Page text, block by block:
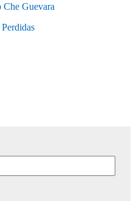
Che Guevara